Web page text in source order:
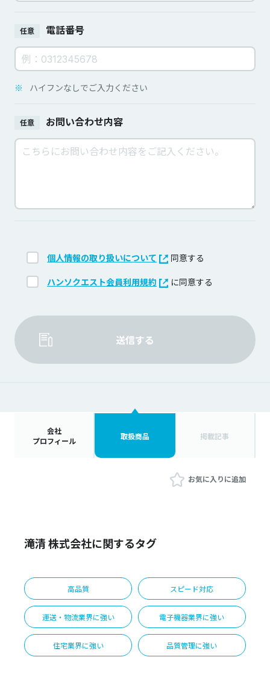
任意 電話番号
※ ハイフンなしでご入力ください
任意 お問い合わせ内容
個人情報の取り扱いについて 同意する
ハンソクエスト会員利用規約 に同意する
送信する
会社
プロフィール
取扱商品 掲載記事
お気に入りに追加
滝清 株式会社に関するタグ
高品質 スピード対応
運送・物流業界に強い 電子機器業界に強い
住宅業界に強い 品質管理に強い